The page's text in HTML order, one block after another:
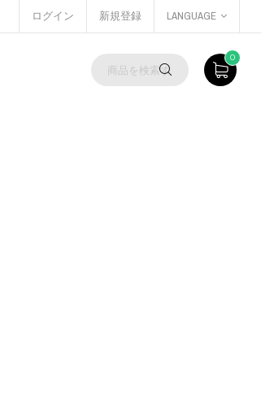
ログイン 新規登録 LANGUAGE
0